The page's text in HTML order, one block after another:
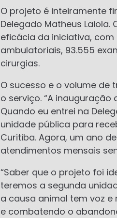
O projeto é inteiramente
Delegado Matheus
eficácia da iniciativa, com
ambulatoriais, 93.555
cirurgias.
O sucesso e o volume de
o serviço. “A
Quando eu entrei na
unidade pública para
Curitiba. Agora, um ano
atendimentos mensais
“Saber que o projeto foi
teremos a segunda
a causa animal tem voz
e combatendo o